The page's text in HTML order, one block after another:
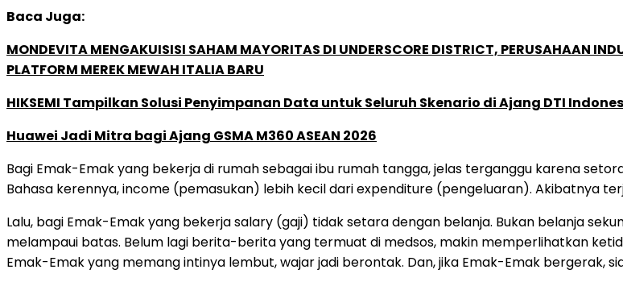
Baca Juga:
MONDEVITA MENGAKUISISI SAHAM MAYORITAS DI UNDERSCORE DISTRICT, PERUSAHAAN
PLATFORM MEREK MEWAH ITALIA BARU
HIKSEMI Tampilkan Solusi Penyimpanan Data untuk Seluruh Skenario di Ajang DTI
Huawei Jadi Mitra bagi Ajang GSMA M360 ASEAN 2026
Bagi Emak-Emak yang bekerja di rumah sebagai ibu rumah tangga, jelas terganggu karena
Bahasa kerennya, income (pemasukan) lebih kecil dari expenditure (pengeluaran). Akibatnya
Lalu, bagi Emak-Emak yang bekerja salary (gaji) tidak setara dengan belanja. Bukan belanja
melampaui batas. Belum lagi berita-berita yang termuat di medsos, makin memperlihatkan
Emak-Emak yang memang intinya lembut, wajar jadi berontak. Dan, jika Emak-Emak bergerak,